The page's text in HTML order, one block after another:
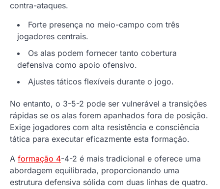
contra-ataques.
Forte presença no meio-campo com três
jogadores centrais.
Os alas podem fornecer tanto cobertura
defensiva como apoio ofensivo.
Ajustes táticos flexíveis durante o jogo.
No entanto, o 3-5-2 pode ser vulnerável a transições
rápidas se os alas forem apanhados fora de posição.
Exige jogadores com alta resistência e consciência
tática para executar eficazmente esta formação.
A formação 4-4-2 é mais tradicional e oferece uma
abordagem equilibrada, proporcionando uma
estrutura defensiva sólida com duas linhas de quatro.